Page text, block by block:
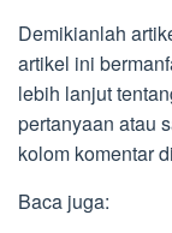
Demikianlah
artikel ini
lebih lanjut
pertanyaan atau
kolom komentar
Baca juga: